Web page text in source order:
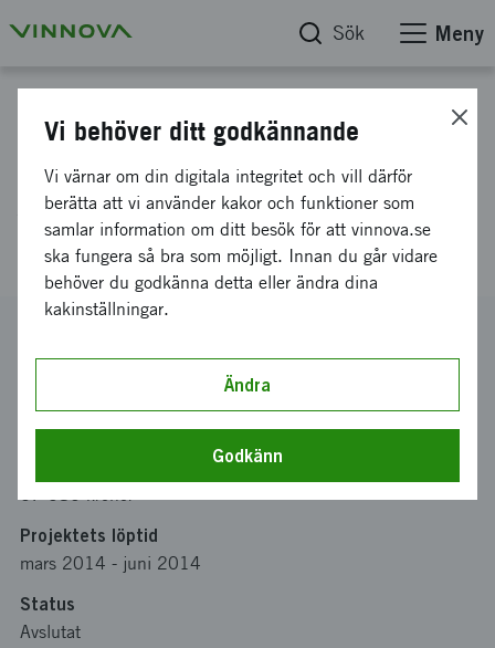
Sök Meny
Kvalitetssäkring av OECD-
studie om renovering av
miljonprogrammet
2014-01341
KUNGLIGA TEKNISKA HÖGSKOLAN-Arkitekturskolan
67 580 kronor
Projektets löptid
mars 2014 - juni 2014
Status
Avslutat
Vi behöver ditt godkännande
Vi värnar om din digitala integritet och vill därför
berätta att vi använder kakor och funktioner som
samlar information om ditt besök för att vinnova.se
ska fungera så bra som möjligt. Innan du går vidare
behöver du godkänna detta eller ändra dina
kakinställningar.
Ändra
Godkänn